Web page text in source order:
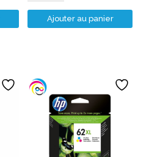
de
HP_364XLY
Ajouter au panier